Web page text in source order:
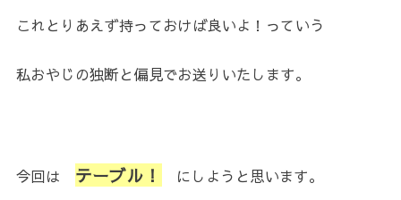
これとりあえず持っておけば良いよ！っていう
私おやじの独断と偏見でお送りいたします。
今回は テーブル！ にしようと思います。